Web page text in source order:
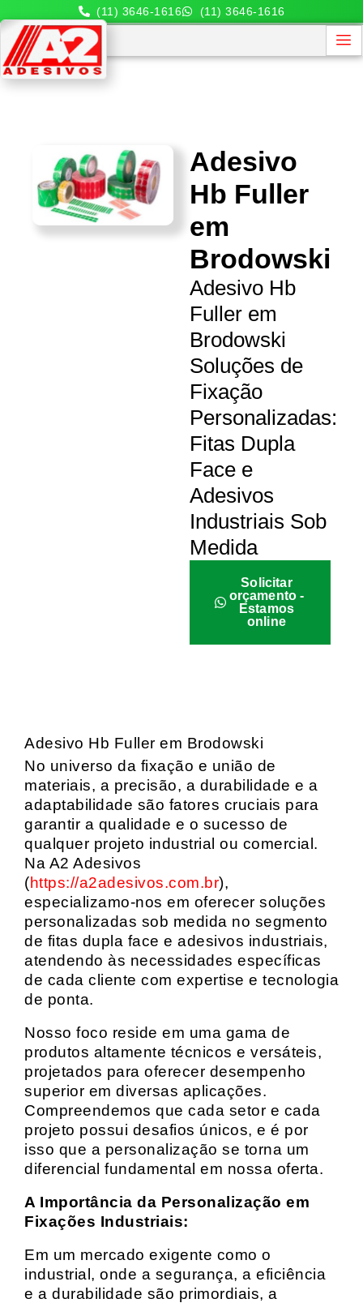
(11) 3646-1616 (11) 3646-1616
Adesivo
Hb Fuller
em
Brodowski
Adesivo Hb
Fuller em
Brodowski
Soluções de
Fixação
Personalizadas:
Fitas Dupla
Face e
Adesivos
Industriais Sob
Medida
Solicitar
orçamento -
Estamos
online
Adesivo Hb Fuller em Brodowski
No universo da fixação e união de
materiais, a precisão, a durabilidade e a
adaptabilidade são fatores cruciais para
garantir a qualidade e o sucesso de
qualquer projeto industrial ou comercial.
Na A2 Adesivos
(https://a2adesivos.com.br),
especializamo-nos em oferecer soluções
personalizadas sob medida no segmento
de fitas dupla face e adesivos industriais,
atendendo às necessidades específicas
de cada cliente com expertise e tecnologia
de ponta.
Nosso foco reside em uma gama de
produtos altamente técnicos e versáteis,
projetados para oferecer desempenho
superior em diversas aplicações.
Compreendemos que cada setor e cada
projeto possui desafios únicos, e é por
isso que a personalização se torna um
diferencial fundamental em nossa oferta.
A Importância da Personalização em
Fixações Industriais:
Em um mercado exigente como o
industrial, onde a segurança, a eficiência
e a durabilidade são primordiais, a